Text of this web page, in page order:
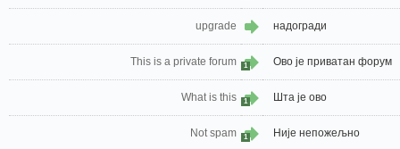
upgrade надогради
This is a private forum 1 Ово је приватан форум
What is this 1 Шта је ово
Not spam 1 Није непожељно